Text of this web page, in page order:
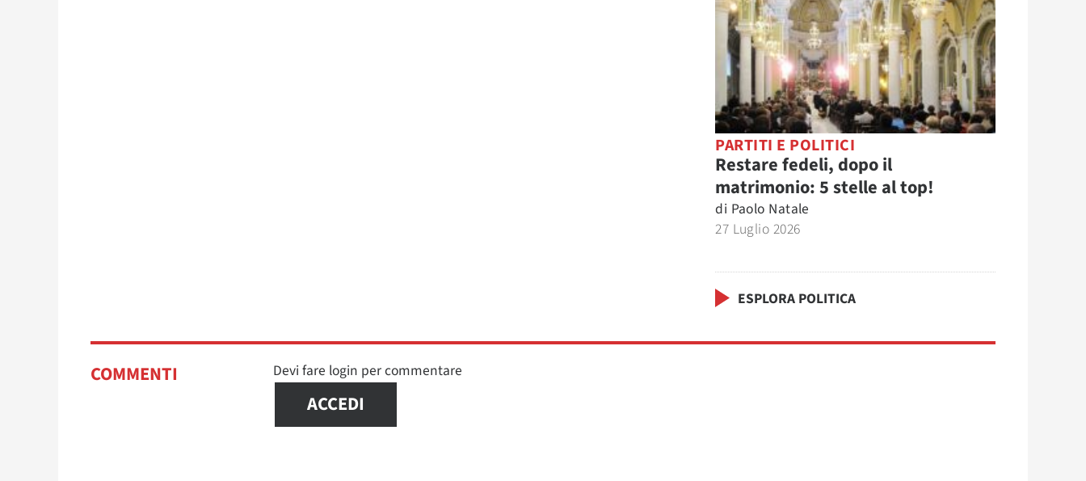
PARTITI E POLITICI
Restare fedeli, dopo il
matrimonio: 5 stelle al top!
di Paolo Natale
27 Luglio 2026
ESPLORA POLITICA
COMMENTI Devi fare login per commentare
ACCEDI